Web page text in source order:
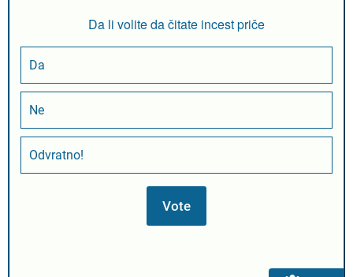
Da li volite da čitate incest priče
Da
Ne
Odvratno!